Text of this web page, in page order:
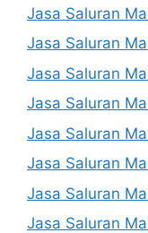
Jasa Saluran
Jasa Saluran
Jasa Saluran
Jasa Saluran
Jasa Saluran
Jasa Saluran
Jasa Saluran
Jasa Saluran